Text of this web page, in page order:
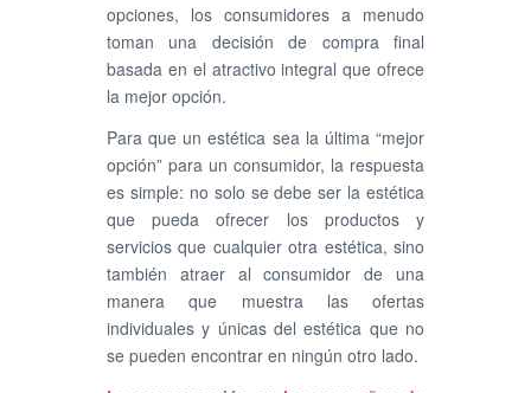
opciones, los consumidores a menudo
toman una decisión de compra final
basada en el atractivo integral que ofrece
la mejor opción.
Para que un estética sea la última “mejor
opción” para un consumidor, la respuesta
es simple: no solo se debe ser la estética
que pueda ofrecer los productos y
servicios que cualquier otra estética, sino
también atraer al consumidor de una
manera que muestra las ofertas
individuales y únicas del estética que no
se pueden encontrar en ningún otro lado.